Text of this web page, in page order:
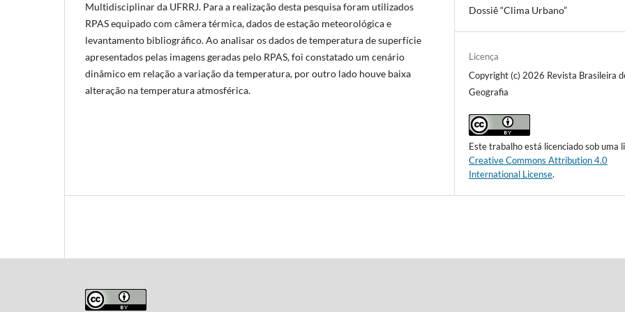
Multidisciplinar da UFRRJ. Para a realização desta pesquisa foram utilizados
RPAS equipado com câmera térmica, dados de estação meteorológica e
levantamento bibliográfico. Ao analisar os dados de temperatura de superfície
apresentados pelas imagens geradas pelo RPAS, foi constatado um cenário
dinâmico em relação a variação da temperatura, por outro lado houve baixa
alteração na temperatura atmosférica.
Dossiê “Clima Urbano”
Licença
Copyright (c) 2026 Revista Brasileira
Geografia
Este trabalho está licenciado sob uma
Creative Commons Attribution 4.0
International License.